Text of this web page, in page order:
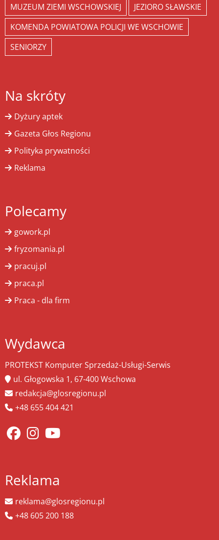
MUZEUM ZIEMI WSCHOWSKIEJ
JEZIORO SŁAWSKIE
KOMENDA POWIATOWA POLICJI WE WSCHOWIE
SENIORZY
Na skróty
Dyżury aptek
Gazeta Głos Regionu
Polityka prywatności
Reklama
Polecamy
gowork.pl
fryzomania.pl
pracuj.pl
praca.pl
Praca - dla firm
Wydawca
PROTEKST Komputer Sprzedaż-Usługi-Serwis
ul. Głogowska 1, 67-400 Wschowa
redakcja@glosregionu.pl
+48 655 404 421
Reklama
reklama@glosregionu.pl
+48 605 200 188